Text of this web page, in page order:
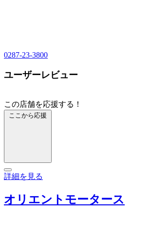
0287-23-3800
ユーザーレビュー
この店舗を応援する！
ここから応援
詳細を見る
オリエントモータース